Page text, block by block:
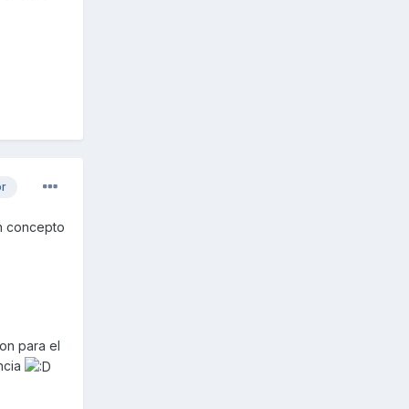
concepto
para el